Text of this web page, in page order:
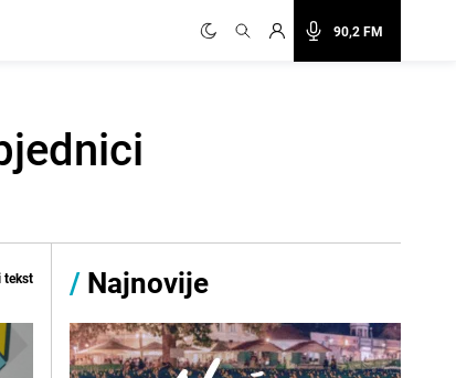
90,2 FM
tekst / Najnovije